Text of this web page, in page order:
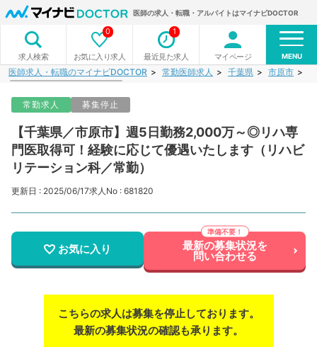
医師の求人・転職・アルバイトはマイナビDOCTOR
求人検索 お気に入り求人
0
最近見た求人
1
マイページ MENU
医師求人・転職のマイナビDOCTOR 常勤医師求人 千葉県 市原市
常勤求人 募集停止
【千葉県／市原市】週5日勤務2,000万～◎リハ専
門医取得可！経験に応じて優遇いたします（リハビ
リテーション科／常勤）
更新日 : 2025/06/17求人No : 681820
お気に入り 最新の募集状況を
問い合わせる
こちらの求人は募集を停止しております。
最新の募集状況の確認も承ります。